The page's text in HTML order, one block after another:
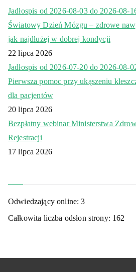
Jadłospis od 2026-08-03 do 2026-08-
Światowy Dzień Mózgu – zdrowe
jak najdłużej w dobrej kondycji
22 lipca 2026
Jadłospis od 2026-07-20 do 2026-08-
Pierwsza pomoc przy ukąszeniu
dla pacjentów
20 lipca 2026
Bezpłatny webinar Ministerstwa
Rejestracji
17 lipca 2026
Odwiedzający online:3
Całkowita liczba odsłon strony: 162